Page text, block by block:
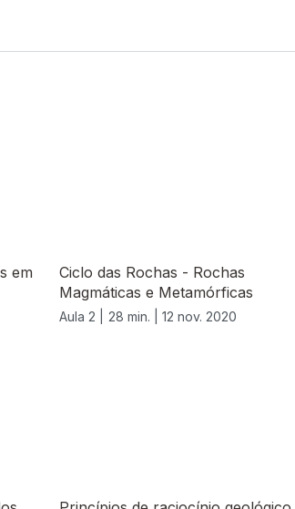
em
Ciclo das Rochas - Rochas
Magmáticas e Metamórficas
Aula 2 | 28 min. | 12 nov. 2020